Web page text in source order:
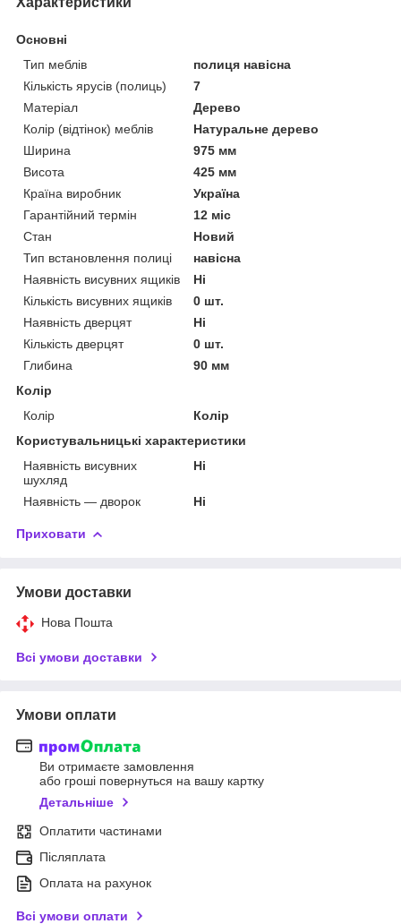
Основні
Тип меблів
полиця навісна
Кількість ярусів (полиць)
7
Матеріал
Дерево
Колір (відтінок) меблів
Натуральне дерево
Ширина
975 мм
Висота
425 мм
Країна виробник
Україна
Гарантійний термін
12 міс
Стан
Новий
Тип встановлення полиці
навісна
Наявність висувних ящиків
Ні
Кількість висувних ящиків
0 шт.
Наявність дверцят
Ні
Кількість дверцят
0 шт.
Глибина
90 мм
Колір
Колір
Колір
Користувальницькі характеристики
Наявність висувних
шухляд
Ні
Наявність — дворок Ні
Приховати
Умови доставки
Нова Пошта
Всі умови доставки
Умови оплати
Ви отримаєте замовлення
або гроші повернуться на вашу картку
Детальніше
Оплатити частинами
Післяплата
Оплата на рахунок
Всі умови оплати